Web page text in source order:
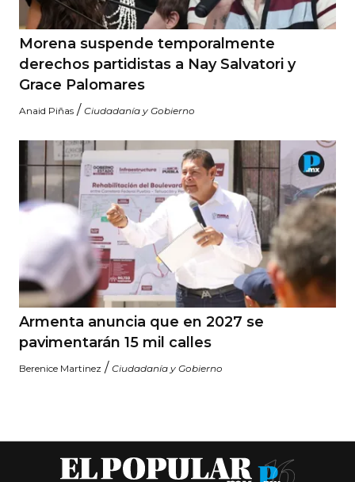
Morena suspende temporalmente
derechos partidistas a Nay Salvatori y
Grace Palomares
Anaid Piñas / Ciudadanía y Gobierno
Armenta anuncia que en 2027 se
pavimentarán 15 mil calles
Berenice Martinez / Ciudadanía y Gobierno